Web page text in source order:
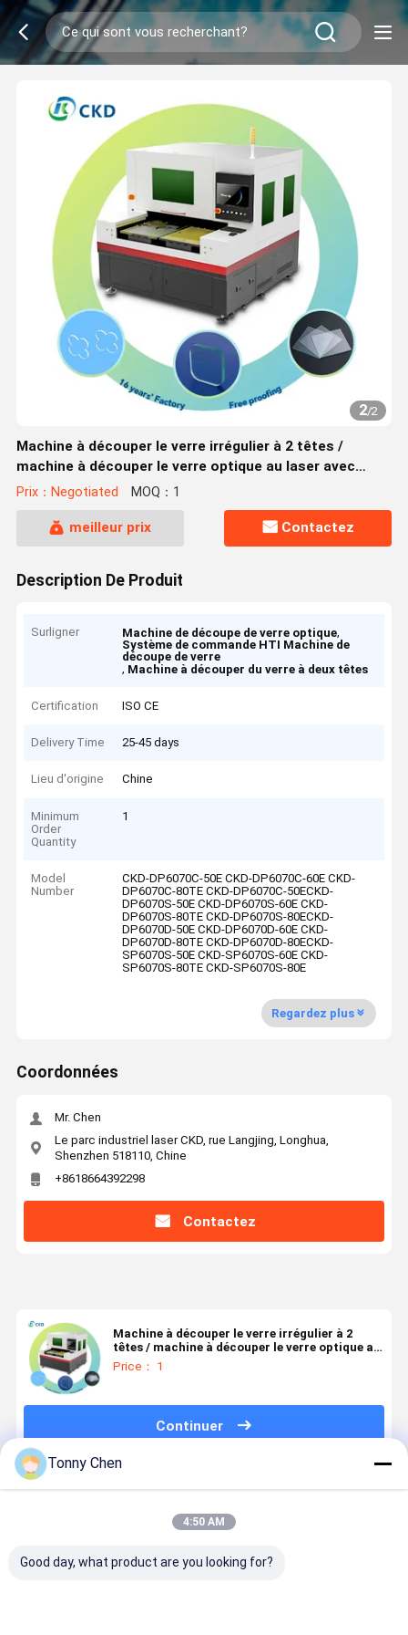
2/2
Machine à découper le verre irrégulier à 2 têtes /
machine à découper le verre optique au laser avec
système de contrôle HTI
Prix：Negotiated MOQ：1
meilleur prix Contactez
Description De Produit
Surligner Machine de découpe de verre optique,
Système de commande HTI Machine de
découpe de verre
, Machine à découper du verre à deux têtes
Certification ISO CE
Delivery Time 25-45 days
Lieu d'origine Chine
Minimum
Order
Quantity
1
Model
Number
CKD-DP6070C-50E CKD-DP6070C-60E CKD-
DP6070C-80TE CKD-DP6070C-50ECKD-
DP6070S-50E CKD-DP6070S-60E CKD-
DP6070S-80TE CKD-DP6070S-80ECKD-
DP6070D-50E CKD-DP6070D-60E CKD-
DP6070D-80TE CKD-DP6070D-80ECKD-
SP6070S-50E CKD-SP6070S-60E CKD-
SP6070S-80TE CKD-SP6070S-80E
Regardez plus
Coordonnées
Mr. Chen
Le parc industriel laser CKD, rue Langjing, Longhua,
Shenzhen 518110, Chine
+8618664392298
Contactez
Machine à découper le verre irrégulier à 2
têtes / machine à découper le verre optique au
laser avec système de contrôle HTI
Price： 1
Continuer
Produits Recommandés
Tonny Chen
4:50 AM
Good day, what product are you looking for?